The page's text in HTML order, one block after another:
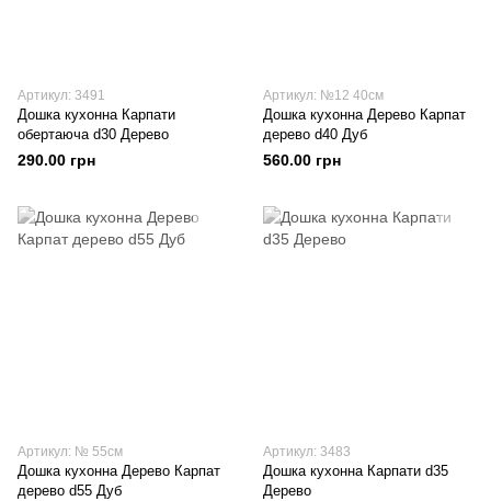
Артикул: 3491
Дошка кухонна Карпати
обертаюча d30 Дерево
290.00 грн
Артикул: №12 40см
Дошка кухонна Дерево Карпат
дерево d40 Дуб
560.00 грн
Артикул: № 55см
Дошка кухонна Дерево Карпат
дерево d55 Дуб
Артикул: 3483
Дошка кухонна Карпати d35
Дерево